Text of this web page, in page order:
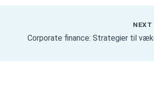
NEXT
Corporate finance: Strategier til